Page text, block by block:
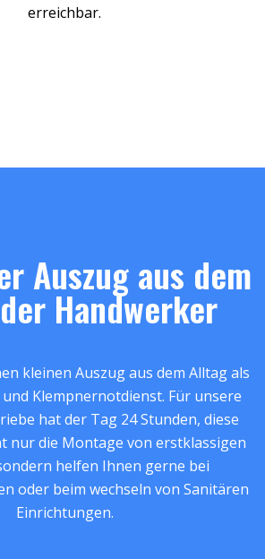
erreichbar.
Auszug aus dem
Handwerker
kleinen Auszug aus dem Alltag als
Klempnernotdienst. Für unsere
hat der Tag 24 Stunden, diese
nur die Montage von erstklassigen
helfen Ihnen gerne bei
oder beim wechseln von Sanitären
Einrichtungen.